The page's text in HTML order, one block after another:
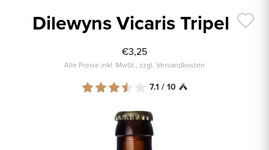
Dilewyns Vicaris Tripel
€3,25
Alle Preise inkl. MwSt., zzgl. Versandkosten
7.1 / 10